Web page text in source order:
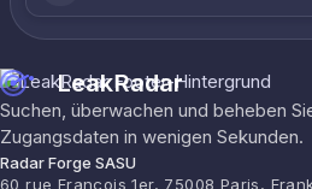
LeakRadar
Suchen, überwachen und beheben
Zugangsdaten in wenigen Sekunden.
Radar Forge SASU
60 rue François 1er, 75008 Paris,